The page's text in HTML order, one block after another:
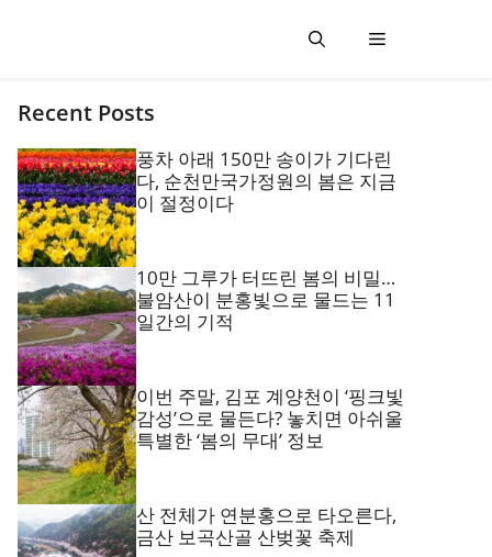
Recent Posts
풍차 아래 150만 송이가 기다린
다, 순천만국가정원의 봄은 지금
이 절정이다
10만 그루가 터뜨린 봄의 비밀…
불암산이 분홍빛으로 물드는 11
일간의 기적
이번 주말, 김포 계양천이 ‘핑크빛
감성’으로 물든다? 놓치면 아쉬울
특별한 ‘봄의 무대’ 정보
산 전체가 연분홍으로 타오른다,
금산 보곡산골 산벚꽃 축제